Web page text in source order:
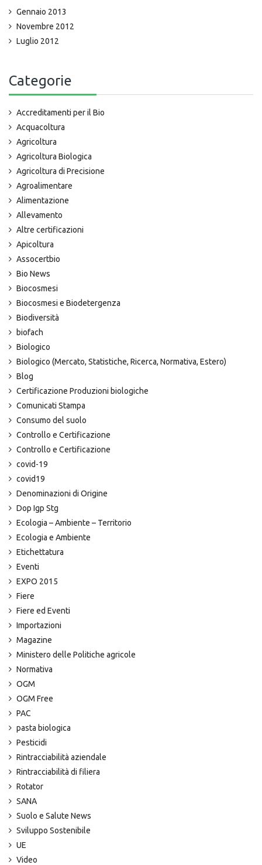
Gennaio 2013
Novembre 2012
Luglio 2012
Categorie
Accreditamenti per il Bio
Acquacoltura
Agricoltura
Agricoltura Biologica
Agricoltura di Precisione
Agroalimentare
Alimentazione
Allevamento
Altre certificazioni
Apicoltura
Assocertbio
Bio News
Biocosmesi
Biocosmesi e Biodetergenza
Biodiversità
biofach
Biologico
Biologico (Mercato, Statistiche, Ricerca, Normativa, Estero)
Blog
Certificazione Produzioni biologiche
Comunicati Stampa
Consumo del suolo
Controllo e Certificazione
Controllo e Certificazione
covid-19
covid19
Denominazioni di Origine
Dop Igp Stg
Ecologia – Ambiente – Territorio
Ecologia e Ambiente
Etichettatura
Eventi
EXPO 2015
Fiere
Fiere ed Eventi
Importazioni
Magazine
Ministero delle Politiche agricole
Normativa
OGM
OGM Free
PAC
pasta biologica
Pesticidi
Rintracciabilità aziendale
Rintracciabilità di filiera
Rotator
SANA
Suolo e Salute News
Sviluppo Sostenibile
UE
Video